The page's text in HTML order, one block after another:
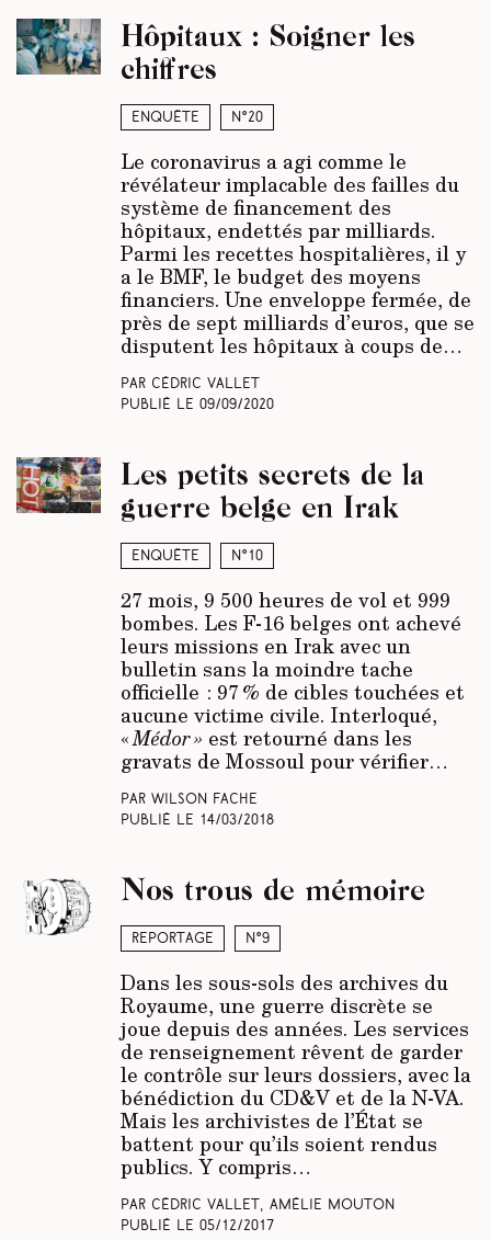
Enquête N°20
Hôpitaux : Soigner les
chiffres
Le coronavirus a agi comme le
révélateur implacable des failles du
système de financement des
hôpitaux, endettés par milliards.
Parmi les recettes hospitalières, il y
a le BMF, le budget des moyens
financiers. Une enveloppe fermée, de
près de sept milliards d’euros, que se
disputent les hôpitaux à coups de…
Par Cédric Vallet
Publié le 09/09/2020
Enquête N°10
Les petits secrets de la
guerre belge en Irak
27 mois, 9 500 heures de vol et 999
bombes. Les F-16 belges ont achevé
leurs missions en Irak avec un
bulletin sans la moindre tache
officielle : 97 % de cibles touchées et
aucune victime civile. Interloqué,
«Médor » est retourné dans les
gravats de Mossoul pour vérifier…
Par Wilson Fache
Publié le 14/03/2018
Reportage N°9
Nos trous de mémoire
Dans les sous-sols des archives du
Royaume, une guerre discrète se
joue depuis des années. Les services
de renseignement rêvent de garder
le contrôle sur leurs dossiers, avec la
bénédiction du CD&V et de la N-VA.
Mais les archivistes de l’État se
battent pour qu’ils soient rendus
publics. Y compris…
Par Cédric Vallet, Amélie Mouton
Publié le 05/12/2017